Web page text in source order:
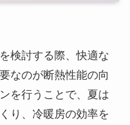
検討する際、快適な
なのが断熱性能の向
を行うことで、夏は
り、冷暖房の効率を